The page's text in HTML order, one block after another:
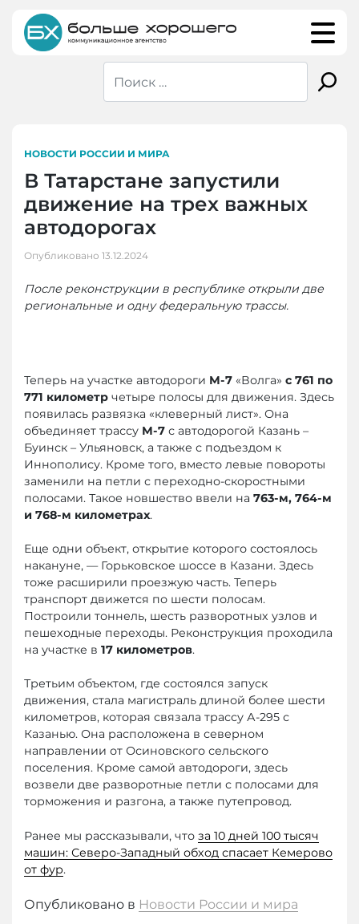
content
НОВОСТИ РОССИИ И МИРА
В Татарстане запустили
движение на трех важных
автодорогах
Опубликовано 13.12.2024
После реконструкции в республике открыли две
региональные и одну федеральную трассы.
Теперь на участке автодороги М-7 «Волга» с 761 по
771 километр четыре полосы для движения. Здесь
появилась развязка «клеверный лист». Она
объединяет трассу М-7 с автодорогой Казань –
Буинск – Ульяновск, а также с подъездом к
Иннополису. Кроме того, вместо левые повороты
заменили на петли с переходно-скоростными
полосами. Такое новшество ввели на 763-м, 764-м
и 768-м километрах.
Еще одни объект, открытие которого состоялось
накануне, — Горьковское шоссе в Казани. Здесь
тоже расширили проезжую часть. Теперь
транспорт движется по шести полосам.
Построили тоннель, шесть разворотных узлов и
пешеходные переходы. Реконструкция проходила
на участке в 17 километров.
Третьим объектом, где состоялся запуск
движения, стала магистраль длиной более шести
километров, которая связала трассу А-295 с
Казанью. Она расположена в северном
направлении от Осиновского сельского
поселения. Кроме самой автодороги, здесь
возвели две разворотные петли с полосами для
торможения и разгона, а также путепровод.
Ранее мы рассказывали, что за 10 дней 100 тысяч
машин: Северо-Западный обход спасает Кемерово
от фур.
Опубликовано в Новости России и мира